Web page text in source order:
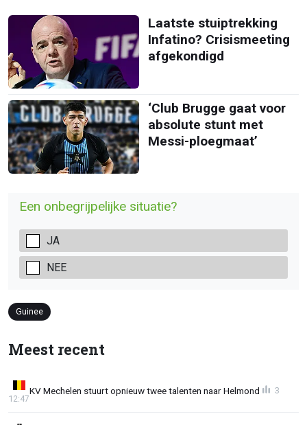
Laatste stuiptrekking
Infatino? Crisismeeting
afgekondigd
‘Club Brugge gaat voor
absolute stunt met
Messi-ploegmaat’
Een onbegrijpelijke situatie?
JA
NEE
Guinee
Meest recent
KV Mechelen stuurt opnieuw twee talenten naar Helmond
12:47
3